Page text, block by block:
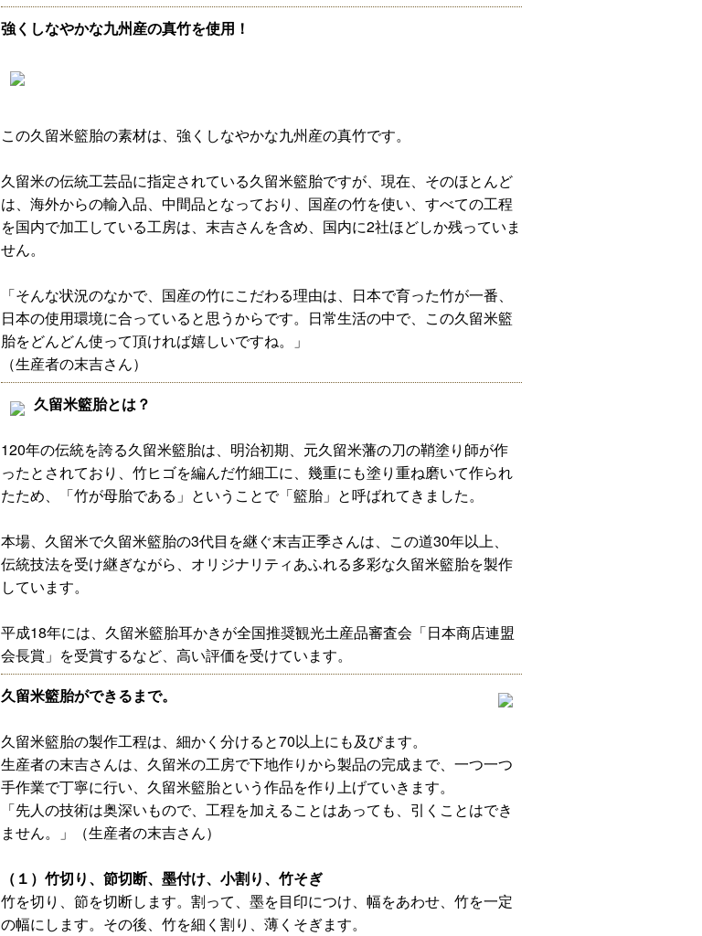
強くしなやかな九州産の真竹を使用！
この久留米籃胎の素材は、強くしなやかな九州産の真竹です。
久留米の伝統工芸品に指定されている久留米籃胎ですが、現在、そのほとんど
は、海外からの輸入品、中間品となっており、国産の竹を使い、すべての工程
を国内で加工している工房は、末吉さんを含め、国内に2社ほどしか残っていま
せん。
「そんな状況のなかで、国産の竹にこだわる理由は、日本で育った竹が一番、
日本の使用環境に合っていると思うからです。日常生活の中で、この久留米籃
胎をどんどん使って頂ければ嬉しいですね。」
（生産者の末吉さん）
久留米籃胎とは？
120年の伝統を誇る久留米籃胎は、明治初期、元久留米藩の刀の鞘塗り師が作
ったとされており、竹ヒゴを編んだ竹細工に、幾重にも塗り重ね磨いて作られ
たため、「竹が母胎である」ということで「籃胎」と呼ばれてきました。
本場、久留米で久留米籃胎の3代目を継ぐ末吉正季さんは、この道30年以上、
伝統技法を受け継ぎながら、オリジナリティあふれる多彩な久留米籃胎を製作
しています。
平成18年には、久留米籃胎耳かきが全国推奨観光土産品審査会「日本商店連盟
会長賞」を受賞するなど、高い評価を受けています。
久留米籃胎ができるまで。
久留米籃胎の製作工程は、細かく分けると70以上にも及びます。
生産者の末吉さんは、久留米の工房で下地作りから製品の完成まで、一つ一つ
手作業で丁寧に行い、久留米籃胎という作品を作り上げていきます。
「先人の技術は奥深いもので、工程を加えることはあっても、引くことはでき
ません。」（生産者の末吉さん）
（１）竹切り、節切断、墨付け、小割り、竹そぎ
竹を切り、節を切断します。割って、墨を目印につけ、幅をあわせ、竹を一定
の幅にします。その後、竹を細く割り、薄くそぎます。